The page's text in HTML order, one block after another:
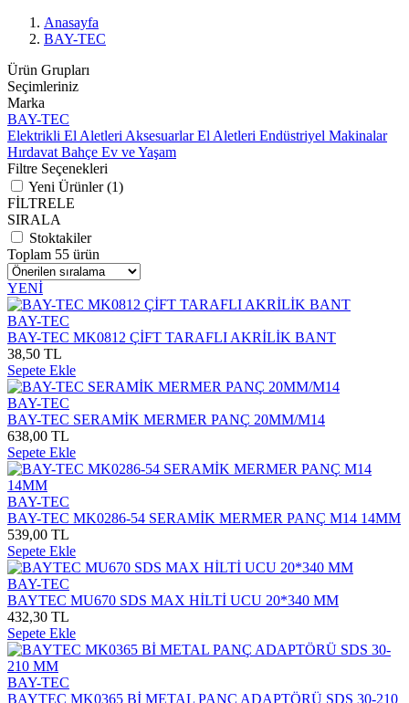
Anasayfa
BAY-TEC
Ürün Grupları
Seçimleriniz
Marka
BAY-TEC
Elektrikli El Aletleri Aksesuarlar El Aletleri Endüstriyel Makinalar
Hırdavat Bahçe Ev ve Yaşam
Filtre Seçenekleri
Yeni Ürünler (1)
FİLTRELE
SIRALA
Stoktakiler
Toplam 55 ürün
YENİ
BAY-TEC
BAY-TEC MK0812 ÇİFT TARAFLI AKRİLİK BANT
38,50 TL
Sepete Ekle
BAY-TEC
BAY-TEC SERAMİK MERMER PANÇ 20MM/M14
638,00 TL
Sepete Ekle
BAY-TEC
BAY-TEC MK0286-54 SERAMİK MERMER PANÇ M14 14MM
539,00 TL
Sepete Ekle
BAY-TEC
BAYTEC MU670 SDS MAX HİLTİ UCU 20*340 MM
432,30 TL
Sepete Ekle
BAY-TEC
BAYTEC MK0365 Bİ METAL PANÇ ADAPTÖRÜ SDS 30-210